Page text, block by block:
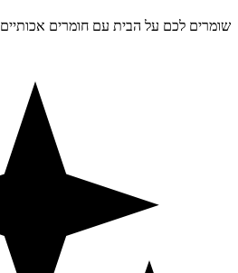
שומרים לכם על הבית עם חומרים אכותיים